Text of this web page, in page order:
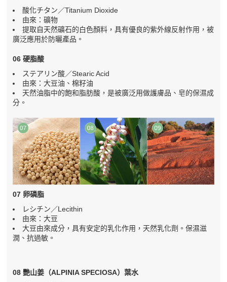
酸化チタン／Titanium Dioxide
由來：礦物
提取自天然礦石的白色顏料，具有優良的紫外線反射作用，被
廣泛應用於防曬產品。
06 硬脂酸
ステアリン酸／Stearic Acid
由來：大豆油、棉籽油
天然油脂中的飽和脂肪酸，是被廣泛用做護膚品、皂的保濕成
分。
07 卵磷脂
レシチン／Lecithin
由來：大豆
大豆由來成分，具有安定的乳化作用，天然乳化劑。保濕滋
潤、抗過敏。
08 艷山姜（ALPINIA SPECIOSA）葉水